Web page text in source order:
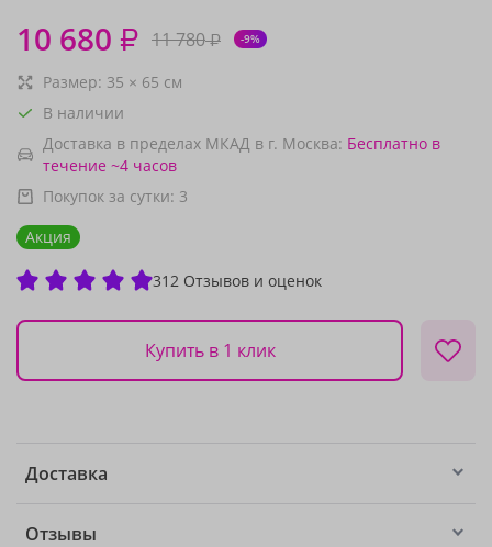
10 680 ₽ 11 780₽ -9%
Размер: 35 × 65 см
В наличии
Доставка в пределах МКАД в г. Москва: Бесплатно в
течение ~4 часов
Покупок за сутки: 3
Акция
312 Отзывов и оценок
Купить в 1 клик
Доставка
Отзывы